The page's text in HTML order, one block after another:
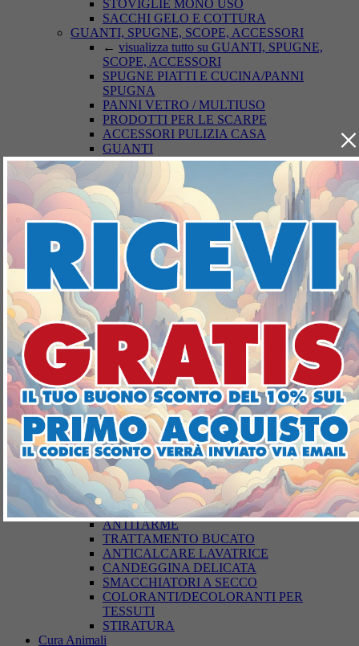
STOVIGLIE MONO USO
SACCHI GELO E COTTURA
GUANTI, SPUGNE, SCOPE, ACCESSORI
← visualizza tutto su GUANTI, SPUGNE,
SCOPE, ACCESSORI
SPUGNE PIATTI E CUCINA/PANNI
SPUGNA
PANNI VETRO / MULTIUSO
PRODOTTI PER LE SCARPE
ACCESSORI PULIZIA CASA
GUANTI
SCOPE / PANNI E ACCESSORI PAVIMENTI
DEODORANTI/ANTIODORE AMBIENTI
←
visualizza tutto su
DEODORANTI/ANTIODORE AMBIENTI
ASSORBIUMIDITA'
DEODORANTI AZIONE CONTINUA
DEODORANTE AZIONE ISTANTANEA
INSETTICIDI
visualizza tutto su INSETTICIDI
INSETTOREPELLENTI/DOPO PUNTURA
ACARICIDI
INSETTICIDI VOLANTI
INSETTICIDI STRISCIANTI
TOPICIDA
DETERGENZA BUCATO
visualizza tutto su DETERGENZA
BUCATO
SAPONI
DETERSIVI LAVATRICE
BUCATO A MANO
AMMORBIDENTI
PODS-DISCS LAVATRICE
CURA DEI TESSUTI
← visualizza tutto su CURA DEI TESSUTI
ARTICOLI PER IL BUCATO
ANTITARME
TRATTAMENTO BUCATO
ANTICALCARE LAVATRICE
CANDEGGINA DELICATA
SMACCHIATORI A SECCO
COLORANTI/DECOLORANTI PER
TESSUTI
STIRATURA
Cura Animali
×